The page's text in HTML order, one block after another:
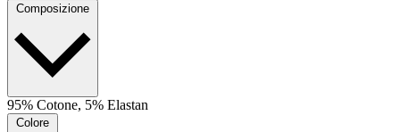
Composizione
95% Cotone, 5% Elastan
Colore